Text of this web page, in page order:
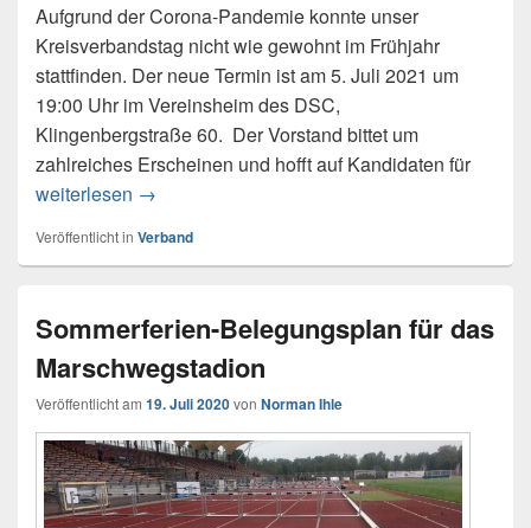
Aufgrund der Corona-Pandemie konnte unser
Kreisverbandstag nicht wie gewohnt im Frühjahr
stattfinden. Der neue Termin ist am 5. Juli 2021 um
19:00 Uhr im Vereinsheim des DSC,
Klingenbergstraße 60. Der Vorstand bittet um
zahlreiches Erscheinen und hofft auf Kandidaten für
weiterlesen Kreisverbandstag am 5. Juli 2021
→
Veröffentlicht in Verband
Sommerferien-Belegungsplan für das
Marschwegstadion
Veröffentlicht am 19. Juli 2020von Norman Ihle